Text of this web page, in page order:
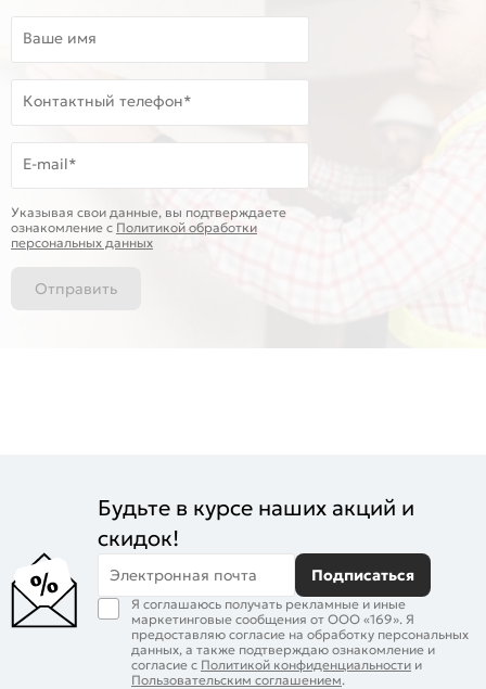
Ваше имя
Контактный телефон*
E-mail*
Указывая свои данные, вы подтверждаете
ознакомление c Политикой обработки
персональных данных
Отправить
Будьте в курсе наших акций и
скидок!
Электронная почта Подписаться
Я соглашаюсь получать рекламные и иные
маркетинговые сообщения от ООО «169». Я
предоставляю согласие на обработку персональных
данных, а также подтверждаю ознакомление и
согласие с Политикой конфиденциальности и
Пользовательским соглашением.